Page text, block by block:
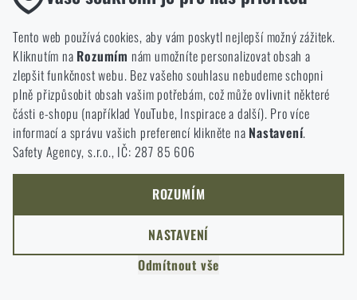
ZŮSTANU TADY
I WILL STAY HERE
GO TO RIGAD.COM
Tento web používá cookies, aby vám poskytl nejlepší možný zážitek.
Kliknutím na Rozumím nám umožníte personalizovat obsah a
zlepšit funkčnost webu. Bez vašeho souhlasu nebudeme schopni
plně přizpůsobit obsah vašim potřebám, což může ovlivnit některé
části e-shopu (například YouTube, Inspirace a další). Pro více
informací a správu vašich preferencí klikněte na Nastavení.
Safety Agency, s.r.o., IČ: 287 85 606
Bez nich by náš web vůbec nefungoval. U těchto cookies není
možné zakázat jejich ukládání.
Analytické
Do těchto cookies se anonymně ukládá, jakým způsobem
procházíte a používáte náš web. Pomáhají nám lépe chápat, co
se našim zákazníkům líbí a kterým směrem se máme ubírat.
Marketingové
Tyto cookies nám pomáhají optimalizovat reklamu směřující na
náš e-shop, aby byla co nejvíce efektivní a náš obchod se mohl
neustále rozvíjet a zlepšovat.
Díky těmto cookies dokážeme reklamu personalizovat a nabízet
ROZUMÍM
NASTAVENÍ
Odmítnout vše